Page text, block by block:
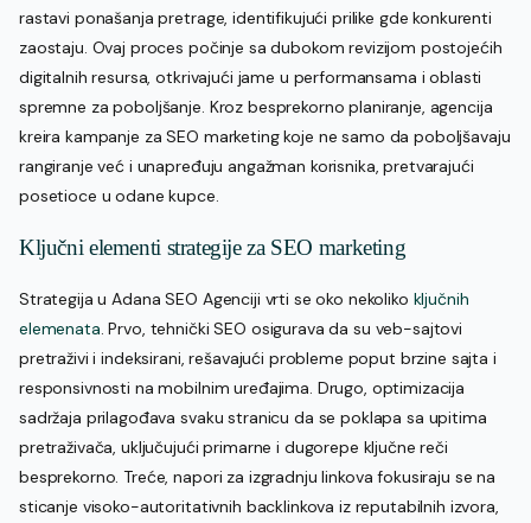
rastavi ponašanja pretrage, identifikujući prilike gde konkurenti
zaostaju. Ovaj proces počinje sa dubokom revizijom postojećih
digitalnih resursa, otkrivajući jame u performansama i oblasti
spremne za poboljšanje. Kroz besprekorno planiranje, agencija
kreira kampanje za SEO marketing koje ne samo da poboljšavaju
rangiranje već i unapređuju angažman korisnika, pretvarajući
posetioce u odane kupce.
Ključni elementi strategije za SEO marketing
Strategija u Adana SEO Agenciji vrti se oko nekoliko ključnih
elemenata . Prvo, tehnički SEO osigurava da su veb-sajtovi
pretraživi i indeksirani, rešavajući probleme poput brzine sajta i
responsivnosti na mobilnim uređajima. Drugo, optimizacija
sadržaja prilagođava svaku stranicu da se poklapa sa upitima
pretraživača, uključujući primarne i dugorepe ključne reči
besprekorno. Treće, napori za izgradnju linkova fokusiraju se na
sticanje visoko-autoritativnih backlinkova iz reputabilnih izvora,